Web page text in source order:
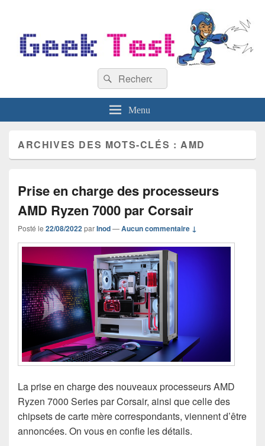
Recherche :
Rechercher
Menu
ARCHIVES DES MOTS-CLÉS :AMD
Prise en charge des processeurs
AMD Ryzen 7000 par Corsair
Posté le 22/08/2022parInod—Aucun commentaire ↓
La prise en charge des nouveaux processeurs AMD
Ryzen 7000 Series par Corsair, ainsi que celle des
chipsets de carte mère correspondants, viennent d’être
annoncées. On vous en confie les détails.